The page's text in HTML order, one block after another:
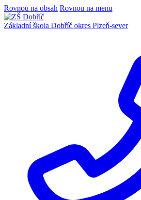
Rovnou na obsah Rovnou na menu
Základní škola Dobříč okres Plzeň-sever